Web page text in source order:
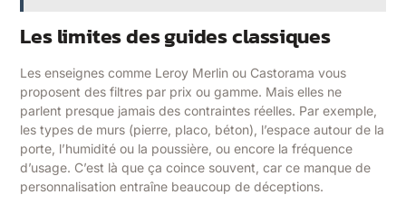
Les limites des guides classiques
Les enseignes comme Leroy Merlin ou Castorama vous
proposent des filtres par prix ou gamme. Mais elles ne
parlent presque jamais des contraintes réelles. Par exemple,
les types de murs (pierre, placo, béton), l’espace autour de la
porte, l’humidité ou la poussière, ou encore la fréquence
d’usage. C’est là que ça coince souvent, car ce manque de
personnalisation entraîne beaucoup de déceptions.